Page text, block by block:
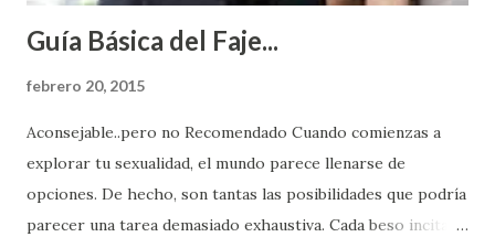
Guía Básica del Faje...
febrero 20, 2015
Aconsejable..pero no Recomendado Cuando comienzas a
explorar tu sexualidad, el mundo parece llenarse de
opciones. De hecho, son tantas las posibilidades que podría
parecer una tarea demasiado exhaustiva. Cada beso incita